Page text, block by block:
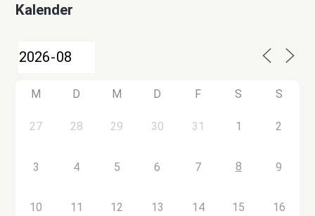
Kalender
M D M D F S S
27 28 29 30 31 1 2
3 4 5 6 7 8 9
10 11 12 13 14 15 16